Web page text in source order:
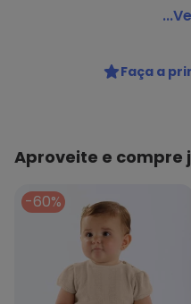
Up Baby - Macaquinho
Modelagem: Justa
Comprimento da Manga:
Decote Costas: Redondo
Fornecedor: MALHARIA
82.663.337/0001-43
Feito: no Brasil
Cuidados para conservação
TEMPERATURA MAX DE
SEPARADAMENTE *NÃO
*SECAGEM NA HORIZONTAL
DA BASE DO FERRO DE 110°C
Faça a
Aproveite e compre
-60%